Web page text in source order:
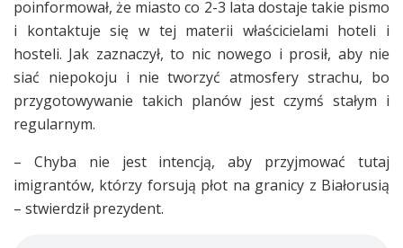
poinformował, że miasto co 2-3 lata dostaje takie pismo
i kontaktuje się w tej materii właścicielami hoteli i
hosteli. Jak zaznaczył, to nic nowego i prosił, aby nie
siać niepokoju i nie tworzyć atmosfery strachu, bo
przygotowywanie takich planów jest czymś stałym i
regularnym.
– Chyba nie jest intencją, aby przyjmować tutaj
imigrantów, którzy forsują płot na granicy z Białorusią
– stwierdził prezydent.